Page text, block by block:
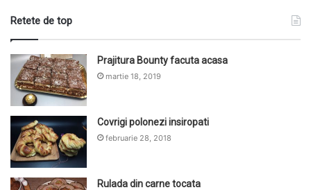
Retete de top
Prajitura Bounty facuta acasa
martie 18, 2019
Covrigi polonezi insiropati
februarie 28, 2018
Rulada din carne tocata